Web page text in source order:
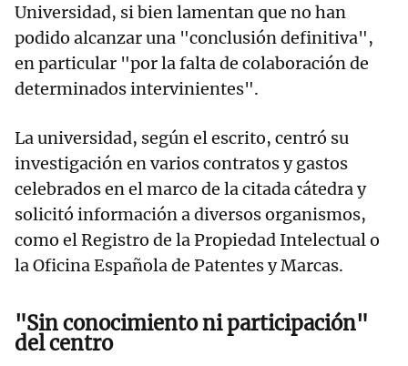
Universidad, si bien lamentan que no han
podido alcanzar una "conclusión definitiva",
en particular "por la falta de colaboración de
determinados intervinientes".
La universidad, según el escrito, centró su
investigación en varios contratos y gastos
celebrados en el marco de la citada cátedra y
solicitó información a diversos organismos,
como el Registro de la Propiedad Intelectual o
la Oficina Española de Patentes y Marcas.
"Sin conocimiento ni participación"
del centro